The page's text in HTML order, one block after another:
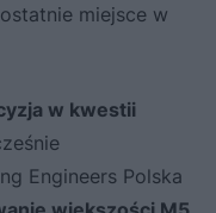
miejsce w
w kwestii
Engineers Polska